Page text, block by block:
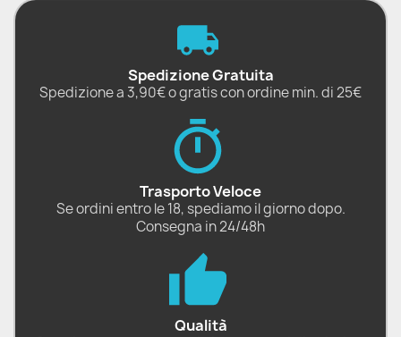
Spedizione Gratuita
Spedizione a 3,90€ o gratis con ordine min. di 25€
Trasporto Veloce
Se ordini entro le 18, spediamo il giorno dopo.
Consegna in 24/48h
Qualità